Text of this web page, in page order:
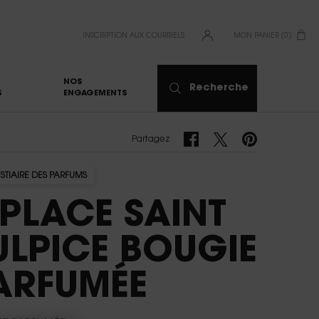
INSCRIPTION AUX COURRIELS MON PANIER 0
0 PRODUCT IN CART
NOS
ENGAGEMENTS
Recherche
Partagez Partagez Facebook
Partagez Twitter
Partagez Pinterest
DES PARFUMS
SAINT
BOUGIE